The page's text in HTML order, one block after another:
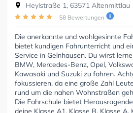
Heylstraße 1, 63571 Altenmittlau
58 Bewertungen
Die anerkannte und wohlgesinnte
bietet kundigen Fahrunterricht und
Service in Gelnhausen. Du wirst
BMW, Mercedes-Benz, Opel,
Kawasaki und Suzuki zu fahren.
fokussieren, da eine große Zahl
rund um die nahen Wohnstraßen
Die Fahrschule bietet
deine Klasse A1, Klasse B, Klasse A,